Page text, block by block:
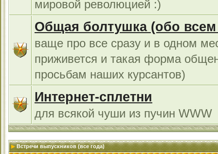
мировой революцией :)
Общая болтушка (обо всем
ваще про все сразу и в одном
приживется и такая форма
просьбам наших курсантов)
Интернет-сплетни
для всякой чуши из пучин WWW
Встречи выпускников (все года)